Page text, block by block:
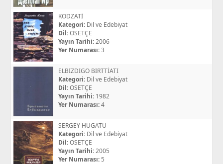
KODZATİ
Kategori: Dil ve Edebiyat
Dil:OSETÇE
Yayın Tarihi:2006
Yer Numarası:3
ELBIZDIGO BIRTTİATI
Kategori: Dil ve Edebiyat
Dil:OSETÇE
Yayın Tarihi: 1982
Yer Numarası:4
SERGEY HUGATU
Kategori: Dil ve Edebiyat
Dil:OSETÇE
Yayın Tarihi:2005
Yer Numarası: 5